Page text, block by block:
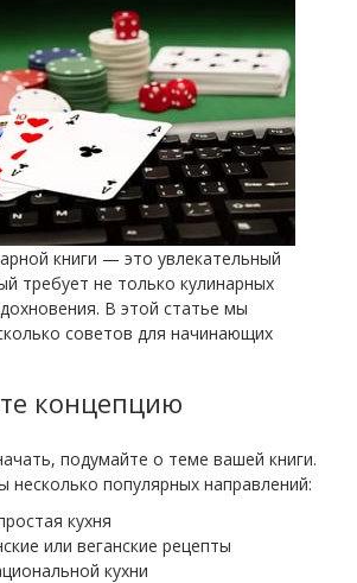
книги — это увлекательный
требует не только кулинарных
В этой статье мы
советов для начинающих
концепцию
подумайте о теме вашей книги.
несколько популярных направлений:
кухня
или веганские рецепты
кухни